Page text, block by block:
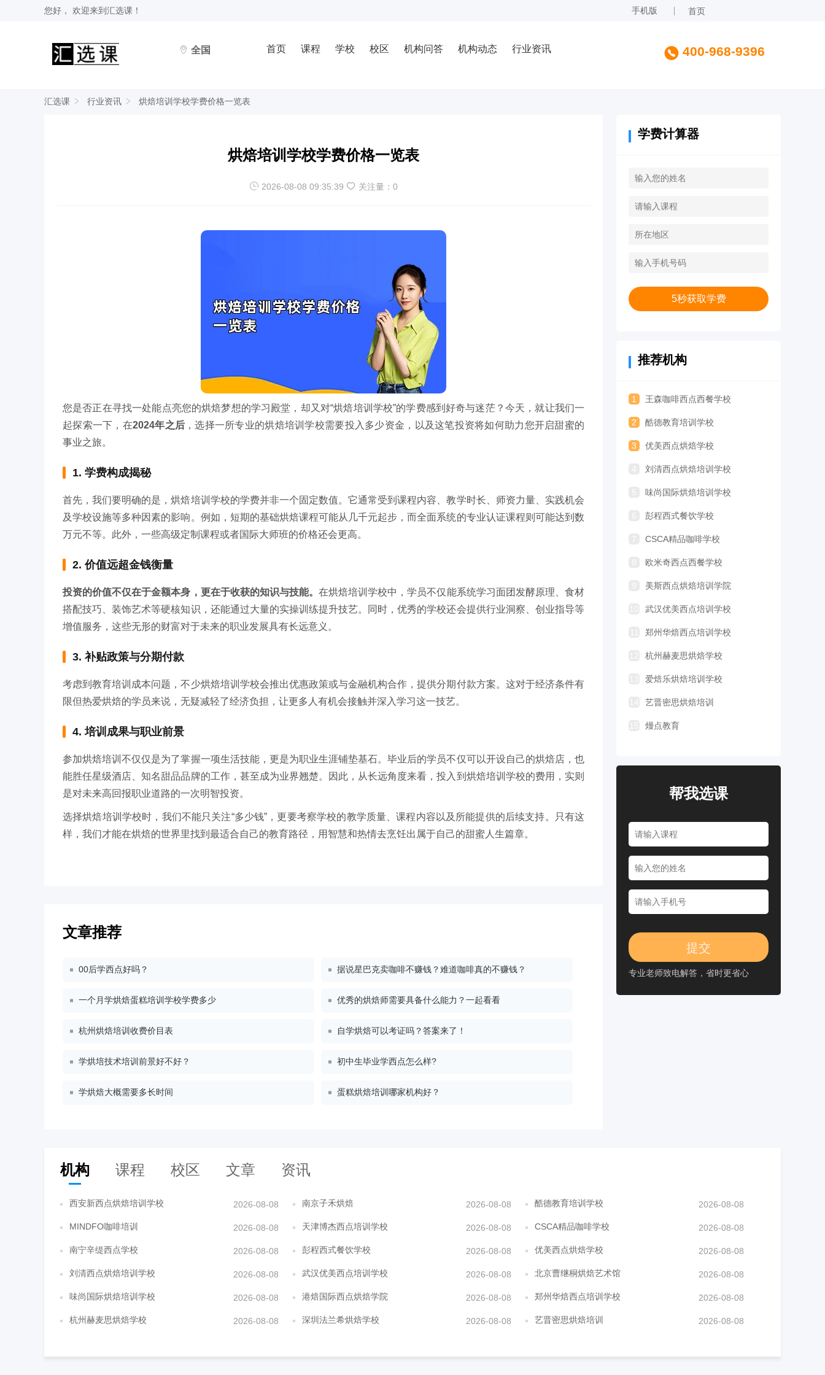
您好， 欢迎来到 汇选课 ！ 手机版 首页
全国 首页 课程 学校 校区 机构问答 机构动态 行业资讯 400-968-9396
汇选课 行业资讯 烘焙培训学校学费价格一览表
烘焙培训学校学费价格一览表
2026-08-08 09:35:39 关注量： 0
您是否正在寻找一处能点亮您的烘焙梦想的学习殿堂，却又对“烘焙培训学校”的学费感到好奇与迷茫？今天，就让我们一
起探索一下，在2024年之后 ，选择一所专业的烘焙培训学校需要投入多少资金，以及这笔投资将如何助力您开启甜蜜的
事业之旅。
1. 学费构成揭秘
首先，我们要明确的是，烘焙培训学校的学费并非一个固定数值。它通常受到课程内容、教学时长、师资力量、实践机会
及学校设施等多种因素的影响。例如，短期的基础烘焙课程可能从几千元起步，而全面系统的专业认证课程则可能达到数
万元不等。此外，一些高级定制课程或者国际大师班的价格还会更高。
2. 价值远超金钱衡量
投资的价值不仅在于金额本身，更在于收获的知识与技能。 在烘焙培训学校中，学员不仅能系统学习面团发酵原理、食材
搭配技巧、装饰艺术等硬核知识，还能通过大量的实操训练提升技艺。同时，优秀的学校还会提供行业洞察、创业指导等
增值服务，这些无形的财富对于未来的职业发展具有长远意义。
3. 补贴政策与分期付款
考虑到教育培训成本问题，不少烘焙培训学校会推出优惠政策或与金融机构合作，提供分期付款方案。这对于经济条件有
限但热爱烘焙的学员来说，无疑减轻了经济负担，让更多人有机会接触并深入学习这一技艺。
4. 培训成果与职业前景
参加烘焙培训不仅仅是为了掌握一项生活技能，更是为职业生涯铺垫基石。毕业后的学员不仅可以开设自己的烘焙店，也
能胜任星级酒店、知名甜品品牌的工作，甚至成为业界翘楚。因此，从长远角度来看，投入到烘焙培训学校的费用，实则
是对未来高回报职业道路的一次明智投资。
选择烘焙培训学校时，我们不能只关注“多少钱”，更要考察学校的教学质量、课程内容以及所能提供的后续支持。只有这
样，我们才能在烘焙的世界里找到最适合自己的教育路径，用智慧和热情去烹饪出属于自己的甜蜜人生篇章。
文章推荐
00后学西点好吗？ 据说星巴克卖咖啡不赚钱？难道咖啡真的不赚钱？
一个月学烘焙蛋糕培训学校学费多少 优秀的烘焙师需要具备什么能力？一起看看
杭州烘焙培训收费价目表 自学烘焙可以考证吗？答案来了！
学烘培技术培训前景好不好？ 初中生毕业学西点怎么样?
学烘焙大概需要多长时间 蛋糕烘焙培训哪家机构好？
学费计算器
5秒获取学费
推荐机构
1 王森咖啡西点西餐学校
2 酷德教育培训学校
3 优美西点烘焙学校
刘清西点烘焙培训学校
味尚国际烘焙培训学校
彭程西式餐饮学校
CSCA精品咖啡学校
欧米奇西点西餐学校
美斯西点烘焙培训学院
武汉优美西点培训学校
郑州华焙西点培训学校
杭州赫麦思烘焙学校
爱焙乐烘焙培训学校
艺晋密思烘焙培训
熳点教育
帮我选课
专业老师致电解答，省时更省心
机构
西安新西点烘焙培训学校 2026-08-08 南京子禾烘焙 2026-08-08 酷德教育培训学校 2026-08-08
MINDFO咖啡培训 2026-08-08 天津博杰西点培训学校 2026-08-08 CSCA精品咖啡学校 2026-08-08
南宁辛缇西点学校 2026-08-08 彭程西式餐饮学校 2026-08-08 优美西点烘焙学校 2026-08-08
刘清西点烘焙培训学校 2026-08-08 武汉优美西点培训学校 2026-08-08 北京曹继桐烘焙艺术馆 2026-08-08
味尚国际烘焙培训学校 2026-08-08 港焙国际西点烘焙学院 2026-08-08 郑州华焙西点培训学校 2026-08-08
杭州赫麦思烘焙学校 2026-08-08 深圳法兰希烘焙学校 2026-08-08 艺晋密思烘焙培训 2026-08-08
课程 校区 文章 资讯